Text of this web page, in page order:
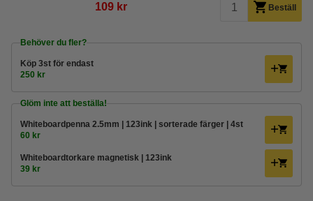
109 kr Beställ
Behöver du fler?
Köp 3st för endast
250 kr
Glöm inte att beställa!
Whiteboardpenna 2.5mm | 123ink | sorterade färger | 4st
60 kr
Whiteboardtorkare magnetisk | 123ink
39 kr